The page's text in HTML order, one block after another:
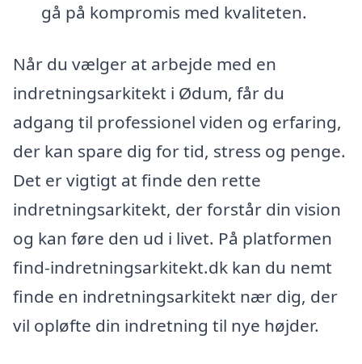
gå på kompromis med kvaliteten.
Når du vælger at arbejde med en
indretningsarkitekt i Ødum, får du
adgang til professionel viden og erfaring,
der kan spare dig for tid, stress og penge.
Det er vigtigt at finde den rette
indretningsarkitekt, der forstår din vision
og kan føre den ud i livet. På platformen
find-indretningsarkitekt.dk kan du nemt
finde en indretningsarkitekt nær dig, der
vil opløfte din indretning til nye højder.